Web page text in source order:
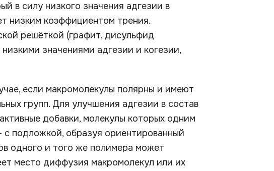
в силу низкого значения адгезии в
низким коэффициентом трения.
решёткой (графит, дисульфид
значениями адгезии и когезии,
если макромолекулы полярны и имеют
групп. Для улучшения адгезии в состав
добавки, молекулы которых одним
подложкой, образуя ориентированный
одного и того же полимера может
место диффузия макромолекул или их